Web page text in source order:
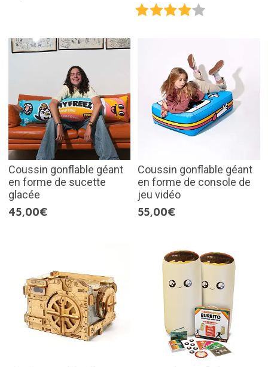
Coussin gonflable géant
en forme de sucette
glacée
45,00€
Coussin gonflable géant
en forme de console de
jeu vidéo
55,00€